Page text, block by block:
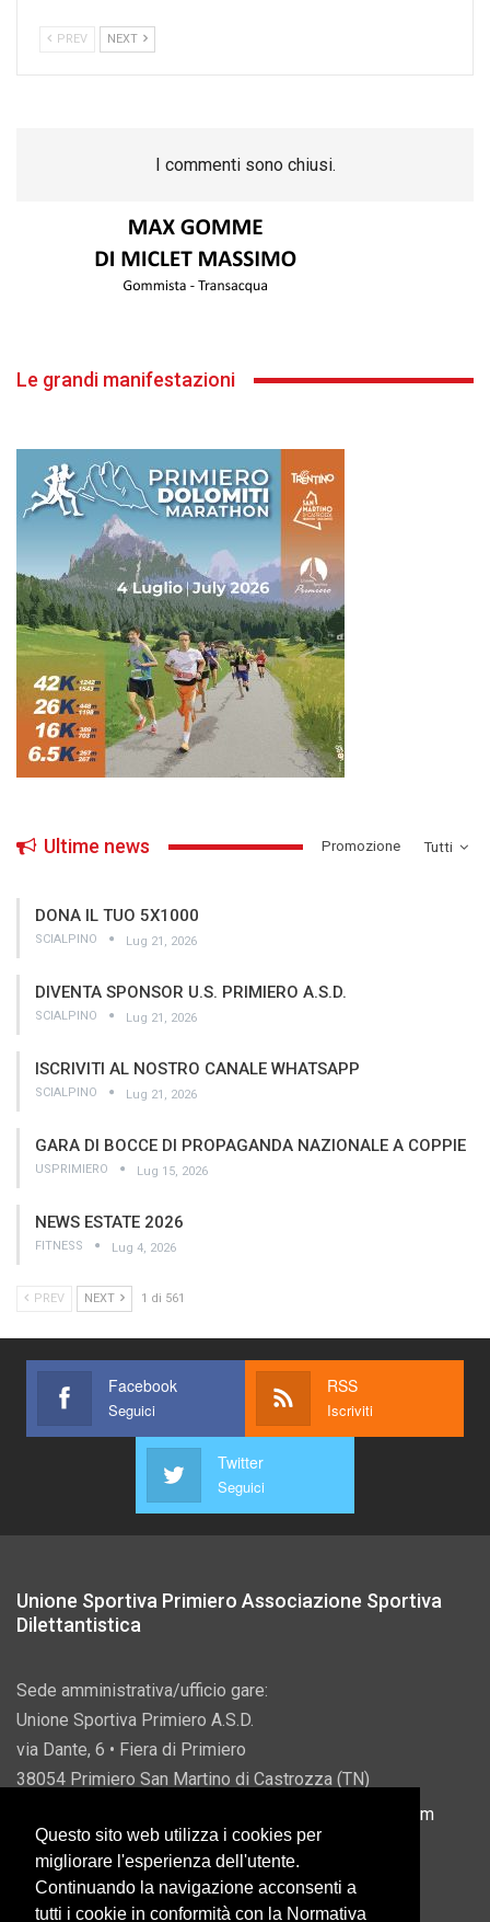
PREV NEXT
I commenti sono chiusi.
Le grandi manifestazioni
Tutti
Ultime news ­Promozione
DONA IL TUO 5X1000
SCIALPINO Lug 21, 2026
DIVENTA SPONSOR U.S. PRIMIERO A.S.D.
SCIALPINO Lug 21, 2026
ISCRIVITI AL NOSTRO CANALE WHATSAPP
SCIALPINO Lug 21, 2026
GARA DI BOCCE DI PROPAGANDA NAZIONALE A COPPIE
USPRIMIERO Lug 15, 2026
NEWS ESTATE 2026
FITNESS Lug 4, 2026
PREV NEXT 1 di 561
Facebook
Seguici
RSS
Iscriviti
Twitter
Seguici
Unione Sportiva Primiero Associazione Sportiva
Dilettantistica
Sede amministrativa/ufficio gare:
Unione Sportiva Primiero A.S.D.
via Dante, 6 • Fiera di Primiero
38054 Primiero San Martino di Castrozza (TN)
info@usprimiero.com
Questo sito web utilizza i cookies per
migliorare l'esperienza dell'utente.
Continuando la navigazione acconsenti a
tutti i cookie in conformità con la Normativa